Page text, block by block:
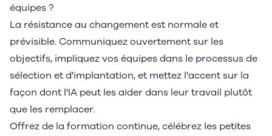
équipes ?
La résistance au changement est normale et
prévisible. Communiquez ouvertement sur les
objectifs, impliquez vos équipes dans le processus de
sélection et d'implantation, et mettez l'accent sur la
façon dont l'IA peut les aider dans leur travail plutôt
que les remplacer.
Offrez de la formation continue, célébrez les petites